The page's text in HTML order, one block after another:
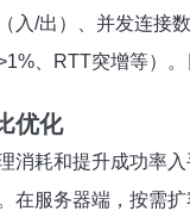
入/出）、并发连接
、RTT突增等）
优化
消耗和提升成功率
在服务器端，按需